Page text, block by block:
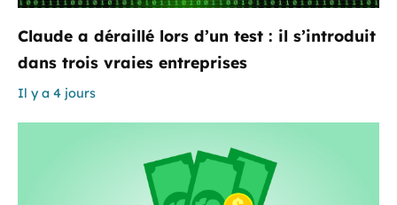
Claude a déraillé lors d’un test : il s’introduit
dans trois vraies entreprises
Il y a 4 jours